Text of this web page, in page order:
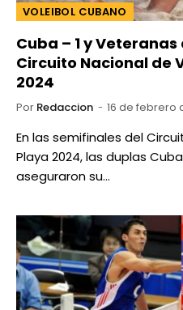
VOLEIBOL CUBANO
Cuba – 1 y
Circuito Nacional de
2024
Por Redaccion 16 de febrero
En las semifinales del
Playa 2024, las duplas
aseguraron su…